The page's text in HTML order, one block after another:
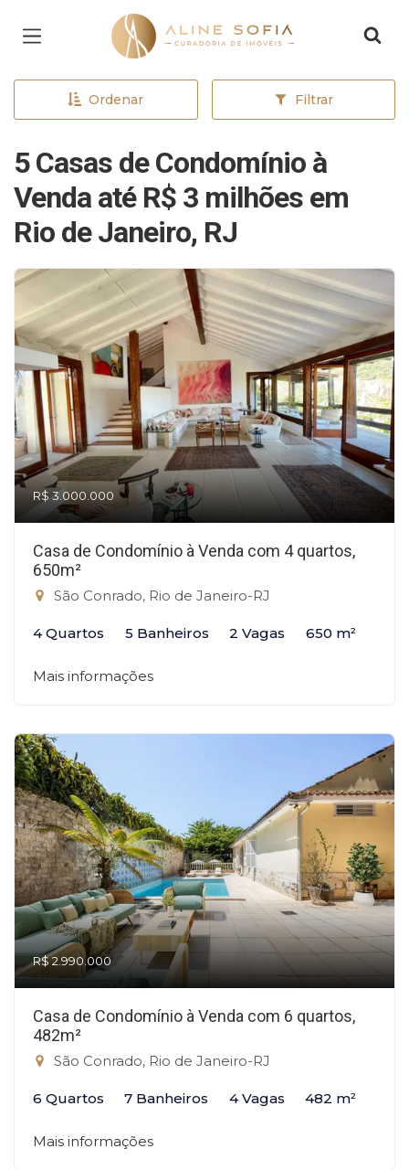
Página inicial
Ordenar Filtrar
5 Casas de Condomínio à
Venda até R$ 3 milhões em
Rio de Janeiro, RJ
R$ 3.000.000
Casa de Condomínio à Venda com 4 quartos,
650m²
São Conrado, Rio de Janeiro-RJ
4 Quartos 5 Banheiros 2 Vagas 650 m²
Mais informações
R$ 2.990.000
Casa de Condomínio à Venda com 6 quartos,
482m²
São Conrado, Rio de Janeiro-RJ
6 Quartos 7 Banheiros 4 Vagas 482 m²
Mais informações